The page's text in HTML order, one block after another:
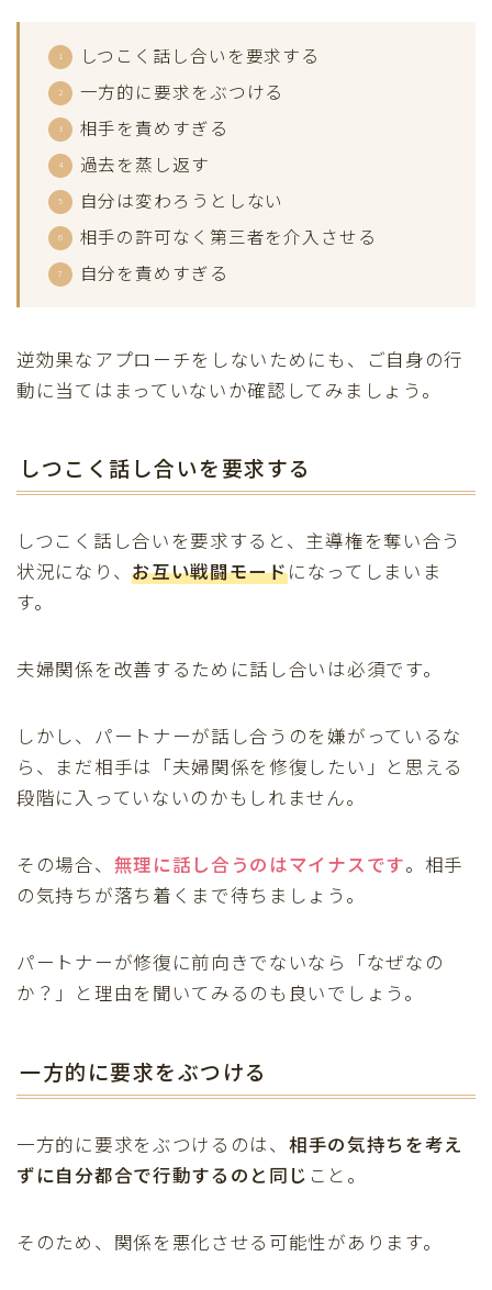
しつこく話し合いを要求する
一方的に要求をぶつける
相手を責めすぎる
過去を蒸し返す
自分は変わろうとしない
相手の許可なく第三者を介入させる
自分を責めすぎる
逆効果なアプローチをしないためにも、ご自身の行
動に当てはまっていないか確認してみましょう。
しつこく話し合いを要求する
しつこく話し合いを要求すると、主導権を奪い合う
状況になり、お互い戦闘モードになってしまいま
す。
夫婦関係を改善するために話し合いは必須です。
しかし、パートナーが話し合うのを嫌がっているな
ら、まだ相手は「夫婦関係を修復したい」と思える
段階に入っていないのかもしれません。
その場合、 無理に話し合うのはマイナスです。相手
の気持ちが落ち着くまで待ちましょう。
パートナーが修復に前向きでないなら「なぜなの
か？」と理由を聞いてみるのも良いでしょう。
一方的に要求をぶつける
一方的に要求をぶつけるのは、 相手の気持ちを考え
ずに自分都合で行動するのと同じ こと。
そのため、関係を悪化させる可能性があります。